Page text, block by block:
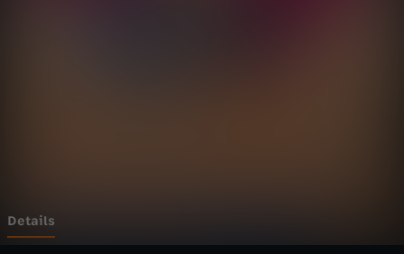
e
Details